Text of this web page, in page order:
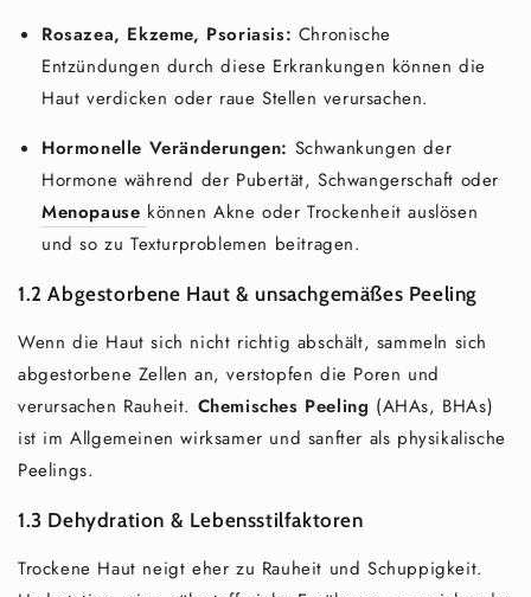
Rosazea, Ekzeme, Psoriasis: Chronische
Entzündungen durch diese Erkrankungen können die
Haut verdicken oder raue Stellen verursachen.
Hormonelle Veränderungen: Schwankungen der
Hormone während der Pubertät, Schwangerschaft oder
Menopause können Akne oder Trockenheit auslösen
und so zu Texturproblemen beitragen.
1.2 Abgestorbene Haut & unsachgemäßes Peeling
Wenn die Haut sich nicht richtig abschält, sammeln sich
abgestorbene Zellen an, verstopfen die Poren und
verursachen Rauheit. Chemisches Peeling (AHAs, BHAs)
ist im Allgemeinen wirksamer und sanfter als physikalische
Peelings.
1.3 Dehydration & Lebensstilfaktoren
Trockene Haut neigt eher zu Rauheit und Schuppigkeit.